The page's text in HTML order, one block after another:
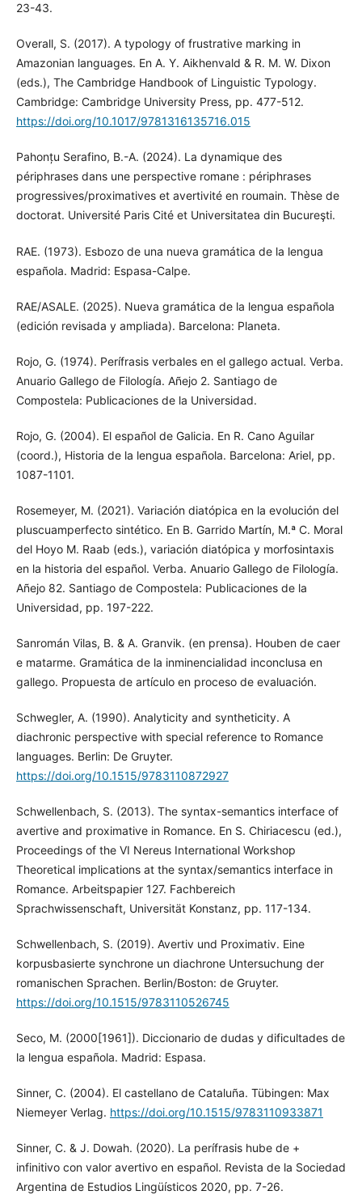
23-43.
Overall, S. (2017). A typology of frustrative marking in
Amazonian languages. En A. Y. Aikhenvald & R. M. W. Dixon
(eds.), The Cambridge Handbook of Linguistic Typology.
Cambridge: Cambridge University Press, pp. 477-512.
https://doi.org/10.1017/9781316135716.015
Pahonțu Serafino, B.-A. (2024). La dynamique des
périphrases dans une perspective romane : périphrases
progressives/proximatives et avertivité en roumain. Thèse de
doctorat. Université Paris Cité et Universitatea din Bucureşti.
RAE. (1973). Esbozo de una nueva gramática de la lengua
española. Madrid: Espasa-Calpe.
RAE/ASALE. (2025). Nueva gramática de la lengua española
(edición revisada y ampliada). Barcelona: Planeta.
Rojo, G. (1974). Perífrasis verbales en el gallego actual. Verba.
Anuario Gallego de Filología. Añejo 2. Santiago de
Compostela: Publicaciones de la Universidad.
Rojo, G. (2004). El español de Galicia. En R. Cano Aguilar
(coord.), Historia de la lengua española. Barcelona: Ariel, pp.
1087-1101.
Rosemeyer, M. (2021). Variación diatópica en la evolución del
pluscuamperfecto sintético. En B. Garrido Martín, M.ª C. Moral
del Hoyo M. Raab (eds.), variación diatópica y morfosintaxis
en la historia del español. Verba. Anuario Gallego de Filología.
Añejo 82. Santiago de Compostela: Publicaciones de la
Universidad, pp. 197-222.
Sanromán Vilas, B. & A. Granvik. (en prensa). Houben de caer
e matarme. Gramática de la inminencialidad inconclusa en
gallego. Propuesta de artículo en proceso de evaluación.
Schwegler, A. (1990). Analyticity and syntheticity. A
diachronic perspective with special reference to Romance
languages. Berlin: De Gruyter.
https://doi.org/10.1515/9783110872927
Schwellenbach, S. (2013). The syntax-semantics interface of
avertive and proximative in Romance. En S. Chiriacescu (ed.),
Proceedings of the VI Nereus International Workshop
Theoretical implications at the syntax/semantics interface in
Romance. Arbeitspapier 127. Fachbereich
Sprachwissenschaft, Universität Konstanz, pp. 117-134.
Schwellenbach, S. (2019). Avertiv und Proximativ. Eine
korpusbasierte synchrone un diachrone Untersuchung der
romanischen Sprachen. Berlin/Boston: de Gruyter.
https://doi.org/10.1515/9783110526745
Seco, M. (2000[1961]). Diccionario de dudas y dificultades de
la lengua española. Madrid: Espasa.
Sinner, C. (2004). El castellano de Cataluña. Tübingen: Max
Niemeyer Verlag. https://doi.org/10.1515/9783110933871
Sinner, C. & J. Dowah. (2020). La perífrasis hube de +
infinitivo con valor avertivo en español. Revista de la Sociedad
Argentina de Estudios Lingüísticos 2020, pp. 7-26.